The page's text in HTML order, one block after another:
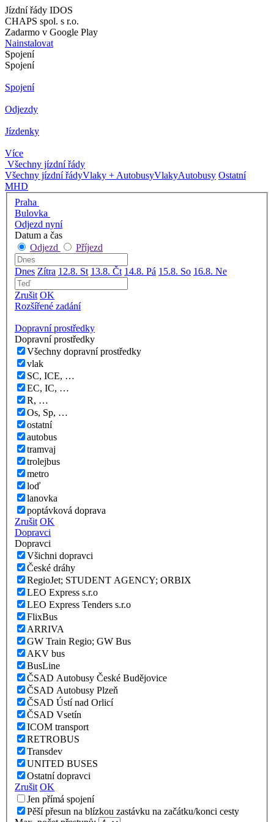
Jízdní řády IDOS
CHAPS spol. s r.o.
Zadarmo v Google Play
Nainstalovat
Spojení
Spojení
Spojení
Odjezdy
Jízdenky
Více
Všechny jízdní řády
Všechny jízdní řádyVlaky + AutobusyVlakyAutobusy Ostatní
MHD
Praha
Bulovka
Odjezd nyní
Datum a čas
Odjezd
Příjezd
Dnes Zítra 12.8. St 13.8. Čt 14.8. Pá 15.8. So 16.8. Ne
Zrušit OK
Rozšířené zadání
Dopravní prostředky
Dopravní prostředky
Všechny dopravní prostředky
vlak
SC, ICE, …
EC, IC, …
R, …
Os, Sp, …
ostatní
autobus
tramvaj
trolejbus
metro
loď
lanovka
poptávková doprava
Zrušit OK
Dopravci
Dopravci
Všichni dopravci
České dráhy
RegioJet; STUDENT AGENCY; ORBIX
LEO Express s.r.o
LEO Express Tenders s.r.o
FlixBus
ARRIVA
GW Train Regio; GW Bus
AKV bus
BusLine
ČSAD Autobusy České Budějovice
ČSAD Autobusy Plzeň
ČSAD Ústí nad Orlicí
ČSAD Vsetín
ICOM transport
RETROBUS
Transdev
UNITED BUSES
Ostatní dopravci
Zrušit OK
Jen přímá spojení
Pěší přesun na blízkou zastávku na začátku/konci cesty